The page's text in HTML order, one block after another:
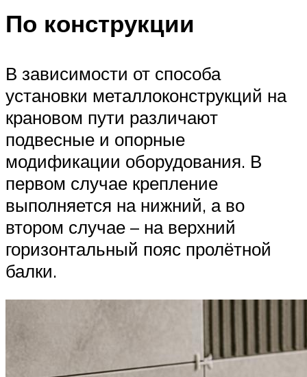
По конструкции
В зависимости от способа
установки металлоконструкций на
крановом пути различают
подвесные и опорные
модификации оборудования. В
первом случае крепление
выполняется на нижний, а во
втором случае – на верхний
горизонтальный пояс пролётной
балки.